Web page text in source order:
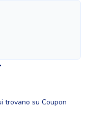
trovano su Coupon